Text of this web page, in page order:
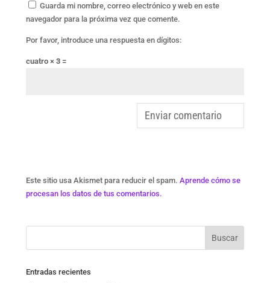
Guarda mi nombre, correo electrónico y web en este
navegador para la próxima vez que comente.
Por favor, introduce una respuesta en dígitos:
cuatro × 3 =
Este sitio usa Akismet para reducir el spam. Aprende cómo se
procesan los datos de tus comentarios.
Entradas recientes